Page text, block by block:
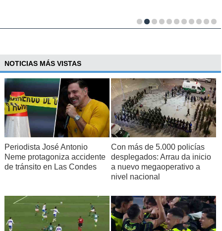
NOTICIAS MÁS VISTAS
Periodista José Antonio
Neme protagoniza accidente
de tránsito en Las Condes
Con más de 5.000 policías
desplegados: Arrau da inicio
a nuevo megaoperativo a
nivel nacional